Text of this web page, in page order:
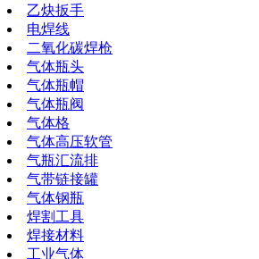
乙炔扳手
电焊线
二氧化碳焊枪
气体瓶头
气体瓶帽
气体瓶阀
气体格
气体高压软管
气瓶汇流排
气带链接罐
气体钢瓶
焊割工具
焊接材料
工业气体